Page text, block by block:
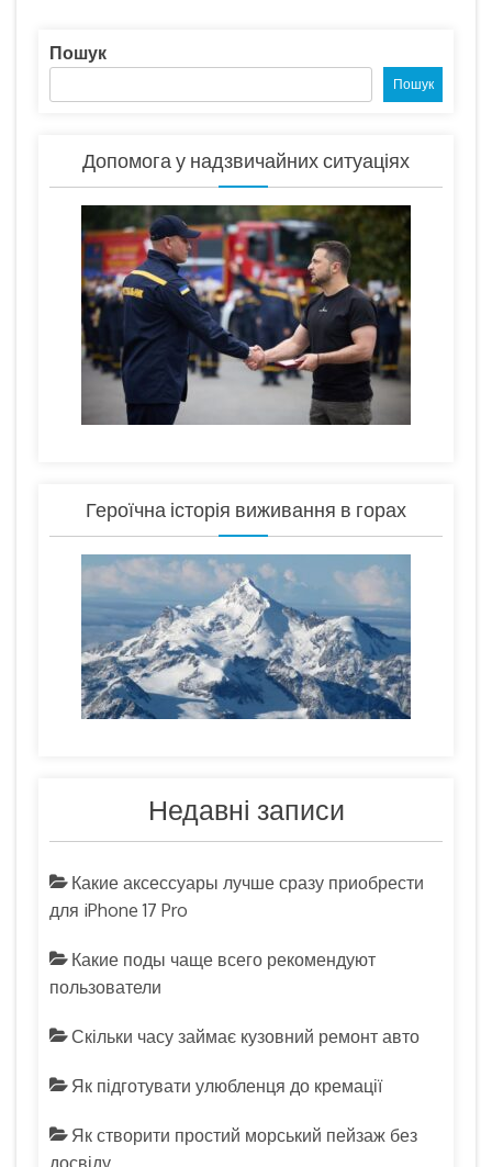
Пошук
Пошук
Допомога у надзвичайних ситуаціях
Героїчна історія виживання в горах
Недавні записи
Какие аксессуары лучше сразу приобрести
для iPhone 17 Pro
Какие поды чаще всего рекомендуют
пользователи
Скільки часу займає кузовний ремонт авто
Як підготувати улюбленця до кремації
Як створити простий морський пейзаж без
досвіду